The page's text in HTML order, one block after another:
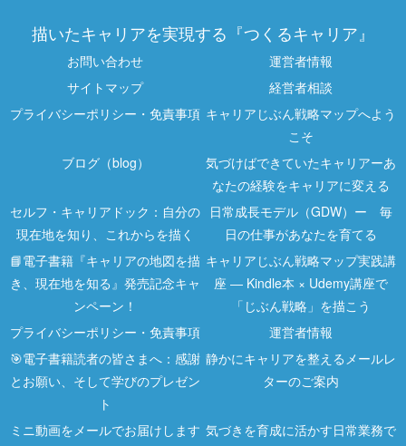
描いたキャリアを実現する『つくるキャリア』
お問い合わせ
運営者情報
サイトマップ
経営者相談
プライバシーポリシー・免責事項 キャリアじぶん戦略マップへよう
こそ
ブログ（blog）
気づけばできていたキャリアーあ
なたの経験をキャリアに変える
セルフ・キャリアドック：自分の
現在地を知り、これからを描く
日常成長モデル（GDW）ー 毎
日の仕事があなたを育てる
📘電子書籍『キャリアの地図を描
き、現在地を知る』発売記念キャ
ンペーン！
キャリアじぶん戦略マップ実践講
座 ― Kindle本 × Udemy講座で
「じぶん戦略」を描こう
プライバシーポリシー・免責事項
運営者情報
🎯電子書籍読者の皆さまへ：感謝
とお願い、そして学びのプレゼン
ト
静かにキャリアを整えるメールレ
ターのご案内
ミニ動画をメールでお届けします 気づきを育成に活かす日常業務で